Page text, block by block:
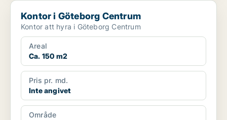
Kontor i Göteborg Centrum
Kontor i Göteborg Centrum
Kontor att hyra i Göteborg Centrum
Areal
Ca. 150 m2
Pris pr. md.
Inte angivet
Område